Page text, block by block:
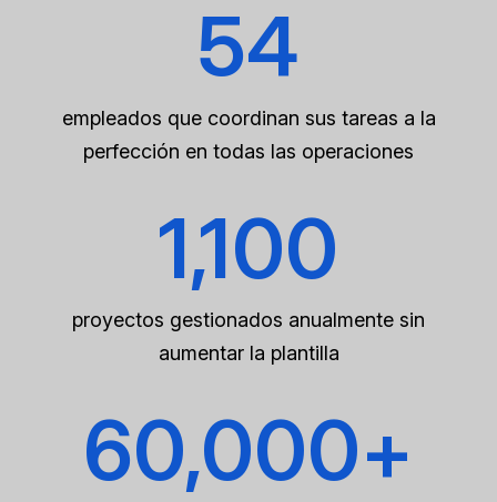
54
empleados que coordinan sus tareas a la
perfección en todas las operaciones
1,100
proyectos gestionados anualmente sin
aumentar la plantilla
60,000+